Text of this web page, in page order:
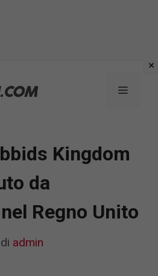
Menu
Kingdom
da
Regno Unito
di admin